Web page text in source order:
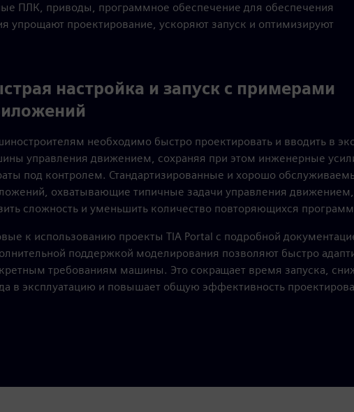
ПЛК, приводы, программное обеспечение для обеспечения
упрощают проектирование, ускоряют запуск и оптимизируют
настройка и запуск с примерами
необходимо быстро проектировать и вводить в
управления движением, сохраняя при этом инженерные
под контролем. Стандартизированные и хорошо
охватывающие типичные задачи управления
сложность и уменьшить количество повторяющихся
к использованию проекты TIA Portal с подробной
поддержкой моделирования позволяют быстро
требованиям машины. Это сокращает время запуска,
в эксплуатацию и повышает общую эффективность